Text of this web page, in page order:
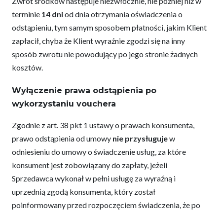
terminie 14 dniod dnia otrzymania oświadczenia o
odstąpieniu, tym samym sposobem płatności, jakim Klient
zapłacił, chyba że Klient wyraźnie zgodzi się na inny
sposób zwrotu nie powodujący po jego stronie żadnych
kosztów.
Wyłączenie prawa odstąpienia po
wykorzystaniu vouchera
Zgodnie z art. 38 pkt 1 ustawy o prawach konsumenta,
prawo odstąpienia od umowy nie przysługujew
odniesieniu do umowy o świadczenie usług, za które
konsument jest zobowiązany do zapłaty, jeżeli
Sprzedawca wykonał w pełni usługę za wyraźną i
uprzednią zgodą konsumenta, który został
poinformowany przed rozpoczęciem świadczenia, że po